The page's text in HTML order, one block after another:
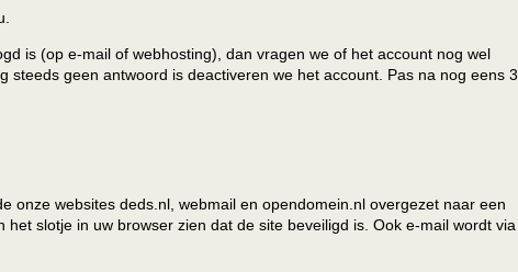
is (op e-mail of webhosting), dan vragen we of het account nog wel
geen antwoord is deactiveren we het account. Pas na nog eens 3
onze websites deds.nl, webmail en opendomein.nl overgezet naar een
het slotje in uw browser zien dat de site beveiligd is. Ook e-mail wordt via